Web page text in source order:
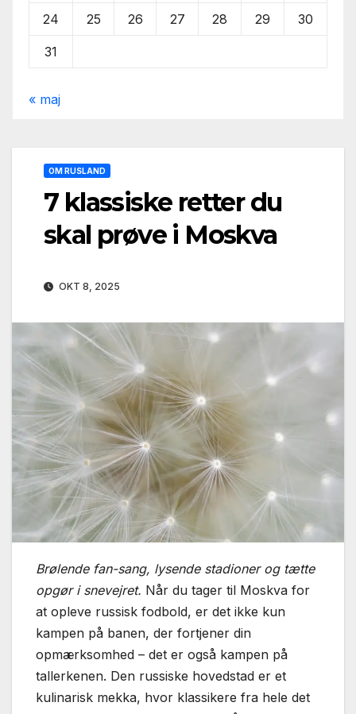
24 25 26 27 28 29 30
31
« maj
OM RUSLAND
7 klassiske retter du
skal prøve i Moskva
OKT 8, 2025
Brølende fan-sang, lysende stadioner og tætte
opgør i snevejret. Når du tager til Moskva for
at opleve russisk fodbold, er det ikke kun
kampen på banen, der fortjener din
opmærksomhed – det er også kampen på
tallerkenen. Den russiske hovedstad er et
kulinarisk mekka, hvor klassikere fra hele det